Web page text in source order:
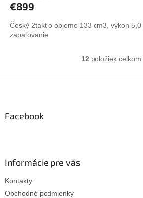
€899
Český 2takt o objeme 133 cm3, výkon 5,0
zapaľovanie
O
l
12 položiek celkom
Facebook
Informácie pre vás
Kontakty
Obchodné podmienky